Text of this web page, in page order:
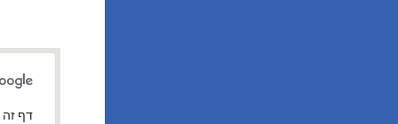
‏דף זה